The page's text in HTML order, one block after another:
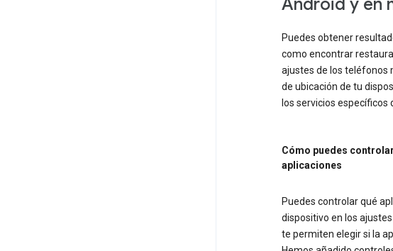
Puedes obtener
como encontrar
ajustes de los teléfonos
de ubicación de tu
los servicios específicos
Cómo puedes
aplicaciones
Puedes controlar qué
dispositivo en los
te permiten elegir si la